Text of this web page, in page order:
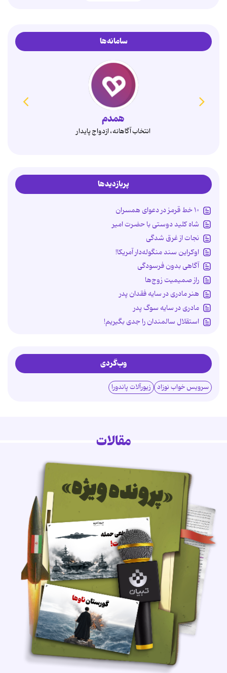
سامانه‌ها
همدم
انتخاب آگاهانه، ازدواج پایدار
پربازدیدها
۱۰ خط قرمز در دعوای همسران
شاه کلید دوستی با حضرت امیر
نجات از غرق شدگی
اوکراین سند منگوله‌دار آمریکا!
آگاهی بدون فرسودگی
راز صمیمیت زوج‌ها
هنر مادری در سایه‌ فقدان پدر
مادری در سایه سوگ پدر
استقلال سالمندان را جدی بگیریم!
وب‌گردی
سرویس خواب نوزاد زیورآلات پاندورا
مقالات